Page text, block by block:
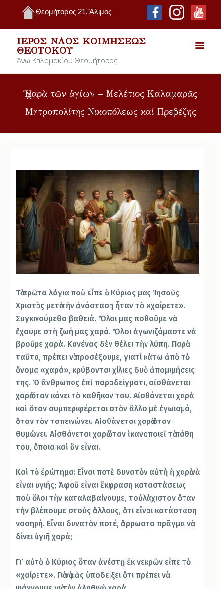
Θεομήτορος 21, Άλιμος
ΙΕΡΌΣ ΝΑΌΣ ΚΟΙΜΉΣΕΩΣ
ΘΕΟΤΌΚΟΥ
Άνω Καλαμακίου Θεομήτορος
Ἡ χαρὰ τῶν ἁγίων – Μελέτιος Καλαμαρᾶς
Μητροπολίτης Νικοπόλεως καί Πρεβέζης
Τὰ πρῶτα λόγια ποὺ εἶπε ὁ Κύριος μας Ἰησοῦς
Χριστὸς μετὰ τὴν ἀνάσταση ἦταν τὸ «χαίρετε».
Συγκινούμεθα βαθειά. Ὅλοι μας ποθοῦμε νὰ
ἔχουμε στὴ ζωή μας χαρά. Ὅλοι ἀγωνιζόμαστε νὰ
βροῦμε χαρά. Κανένας δὲν θέλει τὴν λύπη. Παρὰ
ταῦτα, πρέπει νὰ προσέξουμε, γιατί κάτω ἀπὸ τὸ
ὄνομα «χαρά», κρύβονται χίλιες δυὸ ἀπομιμήσεις
της. Ὁ ἄνθρωπος ἐπὶ παραδείγματι, αἰσθάνεται
χαρὰ ὅταν κάνει τὸ καθῆκον του. Αἰσθάνεται χαρὰ
καὶ ὅταν συμπεριφέρεται στὸν ἄλλο μὲ ἐγωισμό,
ὅταν τὸν ταπεινώνει. Αἰσθάνεται χαρὰ ὅταν
θυμώνει. Αἰσθάνεται χαρὰ ὅταν ἱκανοποιεῖ τὰ πάθη
του, ὅποια καὶ ἂν εἶναι.
Καὶ τὸ ἐρώτημα: Εἶναι ποτὲ δυνατὸν αὐτὴ ἡ χαρὰ νὰ
εἶναι ὑγιής; Ἀφοῦ εἶναι ἔκφραση καταστάσεως
ποὺ ὅλοι τὴν καταλαβαίνουμε, τοὐλάχιστον ὅταν
τὴν βλέπουμε στοὺς ἄλλους, ὅτι εἶναι κατάσταση
νοσηρή. Εἶναι δυνατὸν ποτέ, ἄρρωστο πρᾶγμα νὰ
δίνει ὑγιῆ χαρά;
Γι’ αὐτὸ ὁ Κύριος ὅταν ἀνέστῃ ἐκ νεκρῶν εἶπε τὸ
«χαίρετε». Γιὰ νὰ μᾶς ὑποδείξει ὅτι πρέπει νὰ